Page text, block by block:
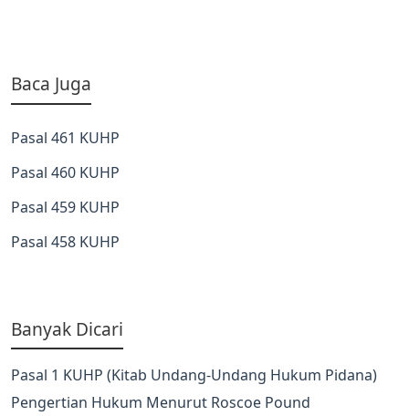
Baca Juga
Pasal 461 KUHP
Pasal 460 KUHP
Pasal 459 KUHP
Pasal 458 KUHP
Banyak Dicari
Pasal 1 KUHP (Kitab Undang-Undang Hukum Pidana)
Pengertian Hukum Menurut Roscoe Pound